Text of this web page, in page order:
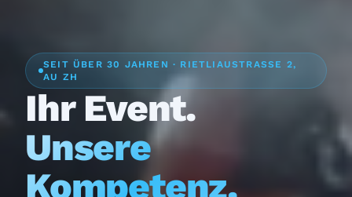
SEIT ÜBER 30 JAHREN · RIETLIAUSTRASSE 2,
AU ZH
Ihr Event.
Unsere
Kompetenz.